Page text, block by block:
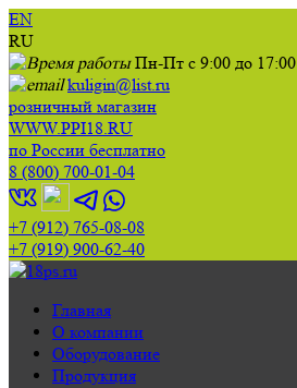
EN
RU
Пн-Пт с 9:00 до 17:00
kuligin@list.ru
розничный магазин
WWW.PPI18.RU
по России бесплатно
8 (800) 700-01-04
+7 (912) 765-08-08
+7 (919) 900-62-40
Главная
О компании
Оборудование
Продукция